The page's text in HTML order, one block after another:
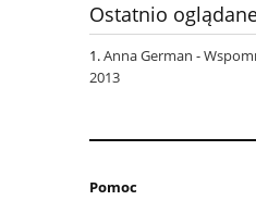
Ostatnio
Anna German -
2013
Pomoc